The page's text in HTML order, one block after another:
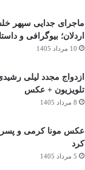
ماجرای جدایی سپهر
اردلان؛ بیوگرافی و
10 مرداد 1405
ازدواج مجدد لیلی
تلویزیون + عکس
8 مرداد 1405
عکس مونا کرمی و
کرد
5 مرداد 1405